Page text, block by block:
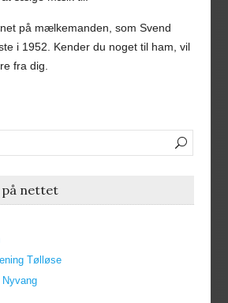
på mælkemanden, som Svend
i 1952. Kender du noget til ham, vil
fra dig.
nettet
Tølløse